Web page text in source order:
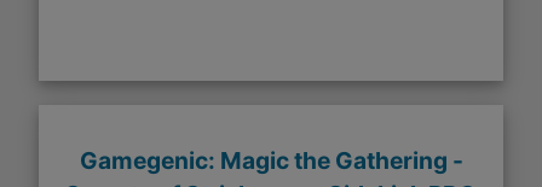
Gamegenic: Magic the Gathering -